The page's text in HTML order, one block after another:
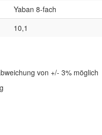
Yaban 8-fach
10,1
von +/- 3% möglich